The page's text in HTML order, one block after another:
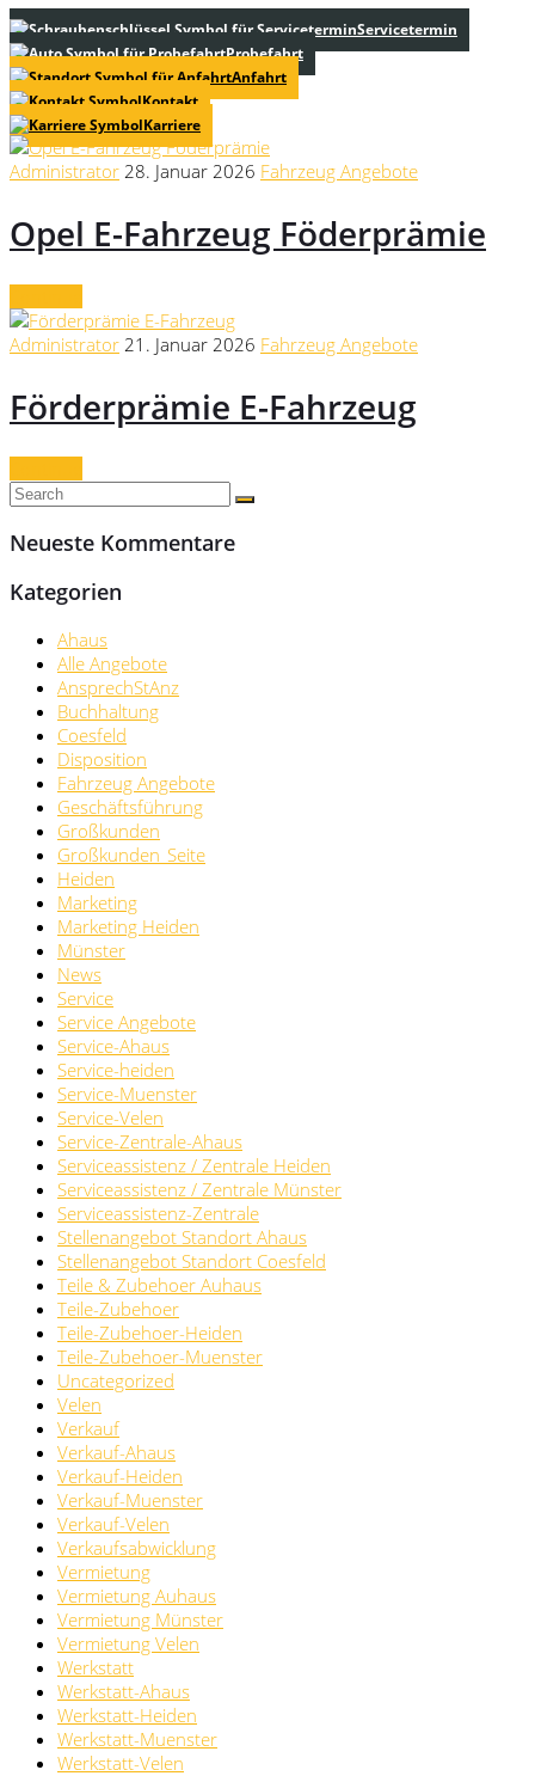
Servicetermin
Probefahrt
Anfahrt
Kontakt
Karriere
Administrator 28. Januar 2026 Fahrzeug Angebote
Opel E-Fahrzeug Föderprämie
Administrator 21. Januar 2026 Fahrzeug Angebote
Förderprämie E-Fahrzeug
Neueste Kommentare
Kategorien
Ahaus
Alle Angebote
AnsprechStAnz
Buchhaltung
Coesfeld
Disposition
Fahrzeug Angebote
Geschäftsführung
Großkunden
Großkunden_Seite
Heiden
Marketing
Marketing Heiden
Münster
News
Service
Service Angebote
Service-Ahaus
Service-heiden
Service-Muenster
Service-Velen
Service-Zentrale-Ahaus
Serviceassistenz / Zentrale Heiden
Serviceassistenz / Zentrale Münster
Serviceassistenz-Zentrale
Stellenangebot Standort Ahaus
Stellenangebot Standort Coesfeld
Teile & Zubehoer Auhaus
Teile-Zubehoer
Teile-Zubehoer-Heiden
Teile-Zubehoer-Muenster
Uncategorized
Velen
Verkauf
Verkauf-Ahaus
Verkauf-Heiden
Verkauf-Muenster
Verkauf-Velen
Verkaufsabwicklung
Vermietung
Vermietung Auhaus
Vermietung Münster
Vermietung Velen
Werkstatt
Werkstatt-Ahaus
Werkstatt-Heiden
Werkstatt-Muenster
Werkstatt-Velen